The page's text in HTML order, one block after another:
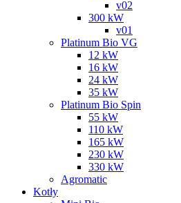
v02
300 kW
v01
Platinum Bio VG
12 kW
16 kW
24 kW
35 kW
Platinum Bio Spin
55 kW
110 kW
165 kW
230 kW
330 kW
Agromatic
Kotły